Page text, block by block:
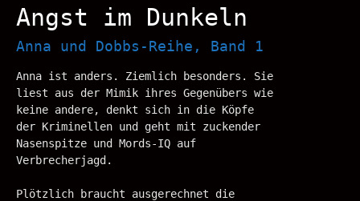
Angst im Dunkeln
Anna und Dobbs-Reihe, Band 1
Anna ist anders. Ziemlich besonders. Sie
liest aus der Mimik ihres Gegenübers wie
keine andere, denkt sich in die Köpfe
der Kriminellen und geht mit zuckender
Nasenspitze und Mords-IQ auf
Verbrecherjagd.
Plötzlich braucht ausgerechnet die